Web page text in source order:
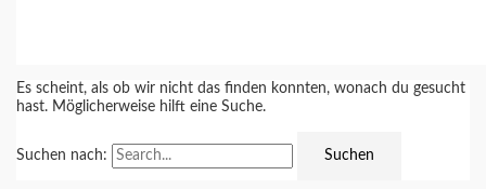
Es scheint, als ob wir nicht das finden konnten, wonach du gesucht
hast. Möglicherweise hilft eine Suche.
Suchen nach: